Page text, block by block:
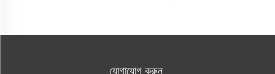
যোগাযোগ করুন